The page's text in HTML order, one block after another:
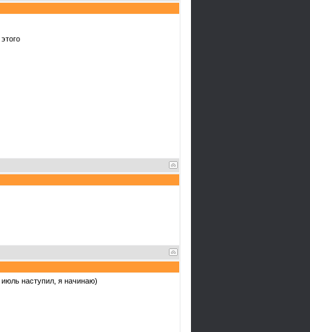
июль наступил, я начинаю)